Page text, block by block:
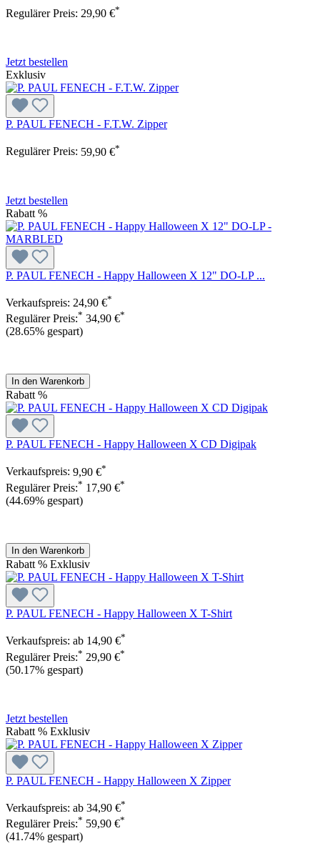
Regulärer Preis: 29,90 €*
Jetzt bestellen
Exklusiv
P. PAUL FENECH - F.T.W. Zipper
Regulärer Preis: 59,90 €*
Jetzt bestellen
Rabatt %
P. PAUL FENECH - Happy Halloween X 12" DO-LP ...
Verkaufspreis: 24,90 €*
Regulärer Preis:* 34,90 €*
(28.65% gespart)
In den Warenkorb
Rabatt %
P. PAUL FENECH - Happy Halloween X CD Digipak
Verkaufspreis: 9,90 €*
Regulärer Preis:* 17,90 €*
(44.69% gespart)
In den Warenkorb
Rabatt % Exklusiv
P. PAUL FENECH - Happy Halloween X T-Shirt
Verkaufspreis: ab 14,90 €*
Regulärer Preis:* 29,90 €*
(50.17% gespart)
Jetzt bestellen
Rabatt % Exklusiv
P. PAUL FENECH - Happy Halloween X Zipper
Verkaufspreis: ab 34,90 €*
Regulärer Preis:* 59,90 €*
(41.74% gespart)